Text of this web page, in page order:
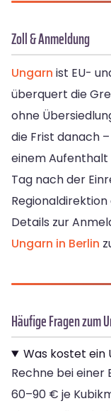
Zoll & Anmeldung
Ungarn ist EU-
überquert die
ohne
die Frist danach
einem Aufenthalt
Tag nach der
Details zur
Ungarn in Berlin
Häufige Fragen zum
Was kostet ein
Rechne bei einer
60–90 € je